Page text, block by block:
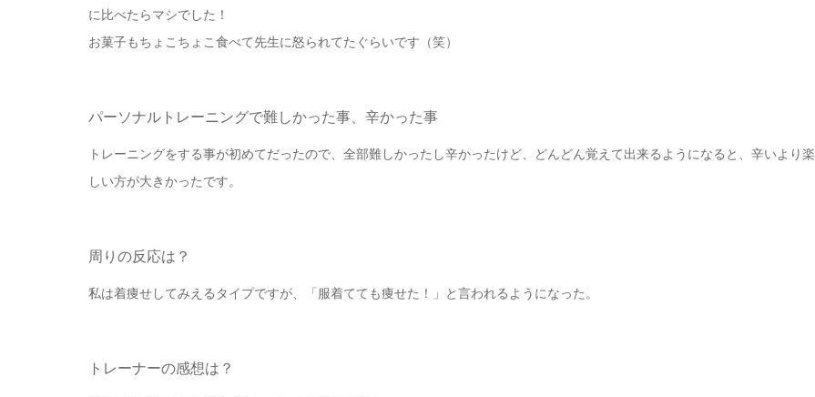
に比べたらマシでした！
お菓子もちょこちょこ食べて先生に怒られてたぐらいです（笑）
パーソナルトレーニングで難しかった事、辛かった事
トレーニングをする事が初めてだったので、全部難しかったし辛かったけど、どんどん覚えて出来るようになると、辛いより楽
しい方が大きかったです。
周りの反応は？
私は着痩せしてみえるタイプですが、「服着てても痩せた！」と言われるようになった。
トレーナーの感想は？